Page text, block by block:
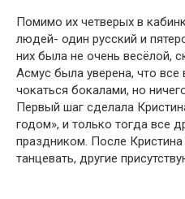
Помимо их четверых в
людей- один русский и
них была не очень весёлой,
Асмус была уверена, что все
чокаться бокалами, но
Первый шаг сделала
годом», и только тогда все
праздником. После Кристина
танцевать, другие